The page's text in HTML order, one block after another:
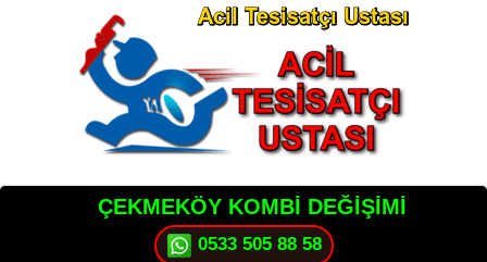
ÇEKMEKÖY KOMBİ DEĞİŞİMİ
0533 505 88 58